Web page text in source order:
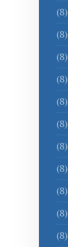
(8)
(8)
(8)
(8)
(8)
(8)
(8)
(8)
(8)
(8)
(8)